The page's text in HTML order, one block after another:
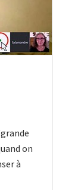
on
à